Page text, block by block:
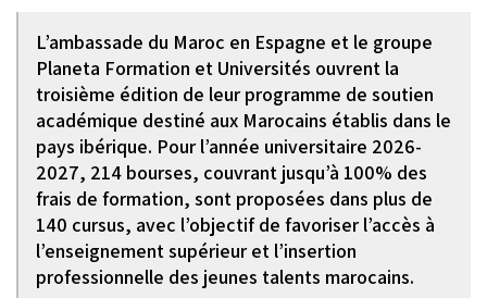
L’ambassade du Maroc en Espagne et le groupe
Planeta Formation et Universités ouvrent la
troisième édition de leur programme de soutien
académique destiné aux Marocains établis dans le
pays ibérique. Pour l’année universitaire 2026-
2027, 214 bourses, couvrant jusqu’à 100% des
frais de formation, sont proposées dans plus de
140 cursus, avec l’objectif de favoriser l’accès à
l’enseignement supérieur et l’insertion
professionnelle des jeunes talents marocains.